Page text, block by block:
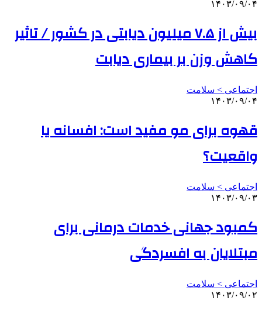
۱۴۰۳/۰۹/۰۴
بیش از ۷.۵ میلیون دیابتی در کشور / تاثیر
کاهش وزن بر بیماری دیابت
اجتماعی > سلامت
۱۴۰۳/۰۹/۰۴
قهوه برای مو مفید است: افسانه یا
واقعیت؟
اجتماعی > سلامت
۱۴۰۳/۰۹/۰۳
کمبود جهانی خدمات درمانی برای
مبتلایان به افسردگی
اجتماعی > سلامت
۱۴۰۳/۰۹/۰۲